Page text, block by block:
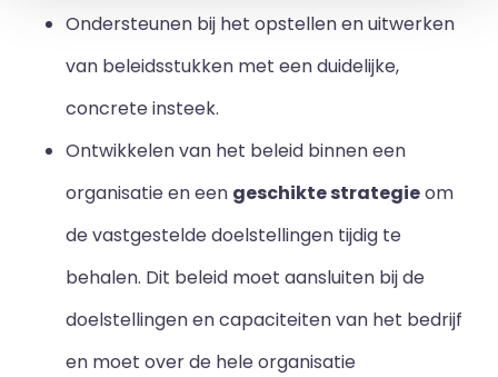
Ondersteunen bij het opstellen en uitwerken
van beleidsstukken met een duidelijke,
concrete insteek.
Ontwikkelen van het beleid binnen een
organisatie en een geschikte strategieom
de vastgestelde doelstellingen tijdig te
behalen. Dit beleid moet aansluiten bij de
doelstellingen en capaciteiten van het bedrijf
en moet over de hele organisatie